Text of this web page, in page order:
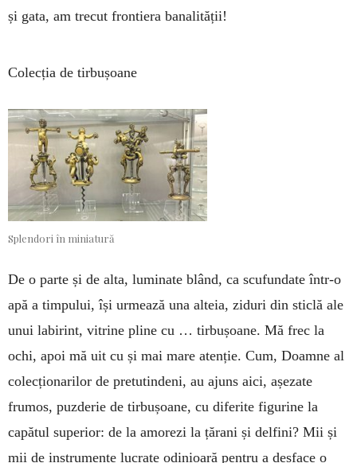
și gata, am trecut frontiera banalității!
Colecția de tirbușoane
Splendori în miniatură
De o parte și de alta, luminate blând, ca scufundate într-o
apă a timpului, își urmează una alteia, ziduri din sticlă ale
unui labirint, vitrine pline cu … tirbușoane. Mă frec la
ochi, apoi mă uit cu și mai mare atenție. Cum, Doamne al
colecționarilor de pretutindeni, au ajuns aici, așezate
frumos, puzderie de tirbușoane, cu diferite figurine la
capătul superior: de la amorezi la țărani și delfini? Mii și
mii de instrumente lucrate odinioară pentru a desface o